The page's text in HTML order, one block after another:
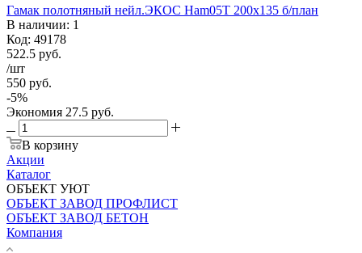
Гамак полотняный нейл.ЭКОС Ham05T 200х135 б/план
В наличии: 1
Код: 49178
522.5 руб.
/шт
550 руб.
-5%
Экономия 27.5 руб.
В корзину
Акции
Каталог
ОБЪЕКТ УЮТ
ОБЪЕКТ ЗАВОД ПРОФЛИСТ
ОБЪЕКТ ЗАВОД БЕТОН
Компания